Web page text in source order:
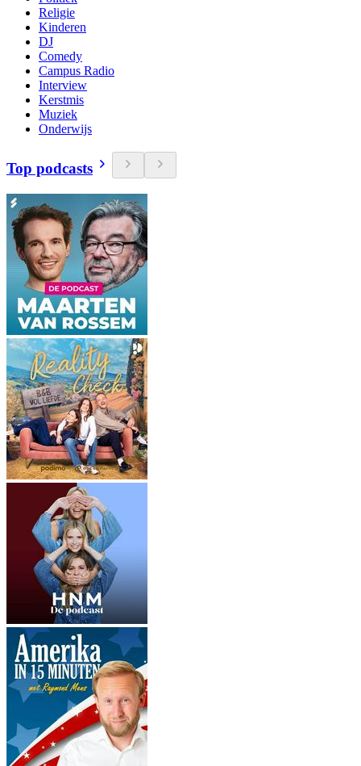
Religie
Kinderen
DJ
Comedy
Campus Radio
Interview
Kerstmis
Muziek
Onderwijs
Top podcasts